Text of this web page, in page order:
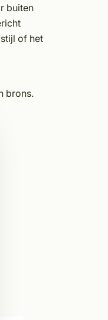
buiten
of het
brons.